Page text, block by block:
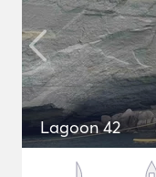
Lagoon 42